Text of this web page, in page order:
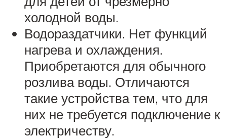
холодной воды.
Водораздатчики. Нет функций
нагрева и охлаждения.
Приобретаются для обычного
розлива воды. Отличаются
такие устройства тем, что для
них не требуется подключение к
электричеству.